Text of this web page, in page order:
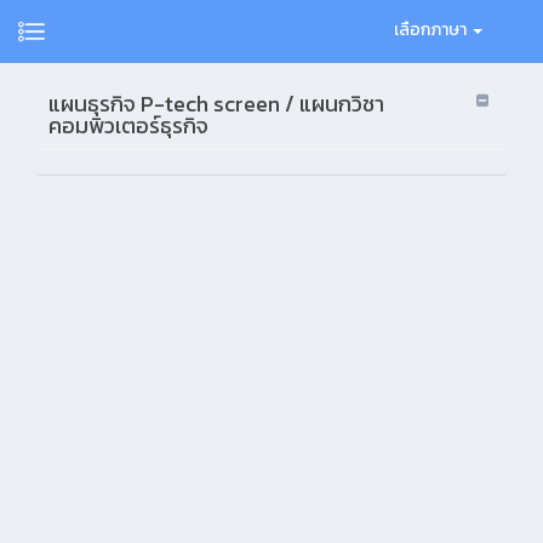
เลือกภาษา
แผนธุรกิจ P-tech screen / แผนกวิชา
คอมพิวเตอร์ธุรกิจ